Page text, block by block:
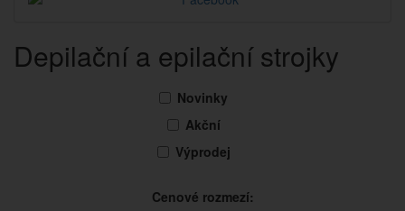
Depilační a epilační strojky
Novinky
Akční
Výprodej
Cenové rozmezí: